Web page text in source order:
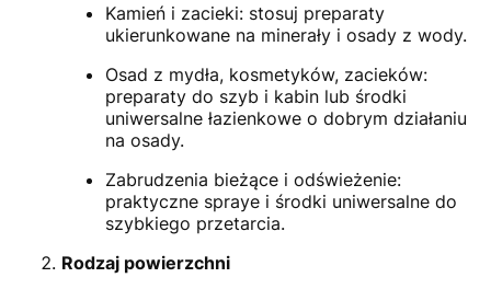
Kamień i zacieki: stosuj preparaty
ukierunkowane na minerały i osady z wody.
Osad z mydła, kosmetyków, zacieków:
preparaty do szyb i kabin lub środki
uniwersalne łazienkowe o dobrym działaniu
na osady.
Zabrudzenia bieżące i odświeżenie:
praktyczne spraye i środki uniwersalne do
szybkiego przetarcia.
Rodzaj powierzchni